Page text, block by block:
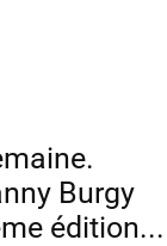
Burgy
édition...